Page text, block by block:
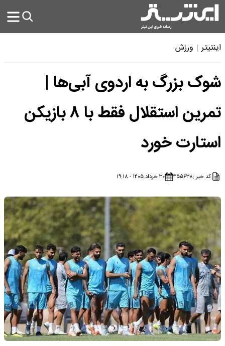
اینتیتر ورزش
شوک بزرگ به اردوی آبی‌ها |
تمرین استقلال فقط با ۸ بازیکن
استارت خورد
کد خبر :۴۵۵۶۳۸ ۳۰ خرداد ۱۴۰۵ - ۱۹:۱۸